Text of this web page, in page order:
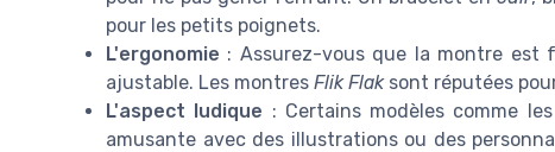
pour les petits poignets.
L'ergonomie : Assurez-vous que la montre est
ajustable. Les montres Flik Flaksont réputées
L'aspect ludique : Certains modèles comme
amusante avec des illustrations ou des